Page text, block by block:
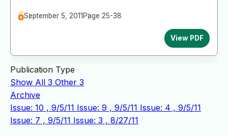
September 5, 2011 Page 25-38
View PDF
Publication Type
Show All 3 Other 3
Archive
Issue: 10 , 9/5/11 Issue: 9 , 9/5/11 Issue: 4 , 9/5/11
Issue: 7 , 9/5/11 Issue: 3 , 8/27/11